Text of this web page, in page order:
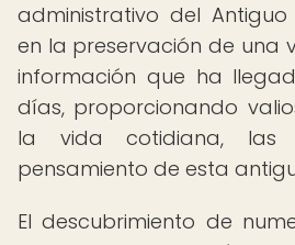
administrativo del
en la preservación de una
información que ha
días, proporcionando
la vida cotidiana, las
pensamiento de esta
El descubrimiento de